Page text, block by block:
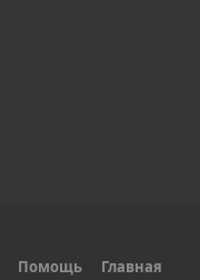
Помощь Главная